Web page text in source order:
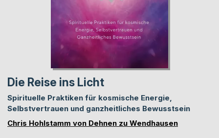
Die Reise ins Licht
Spirituelle Praktiken für kosmische Energie,
Selbstvertrauen und ganzheitliches Bewusstsein
Chris Hohlstamm von Dehnen zu Wendhausen